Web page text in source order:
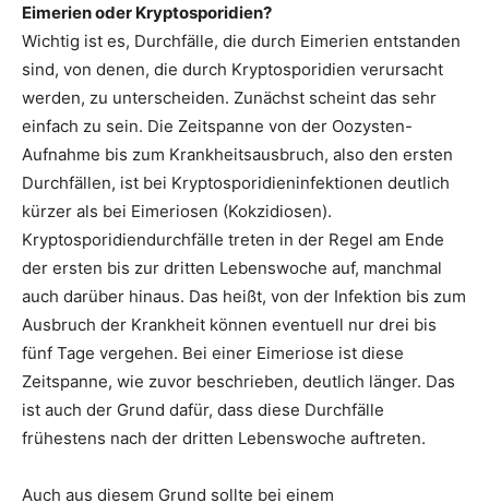
Eimerien oder Kryptosporidien?
Wichtig ist es, Durchfälle, die durch Eimerien entstanden
sind, von denen, die durch Kryptosporidien verursacht
werden, zu unterscheiden. Zunächst scheint das sehr
einfach zu sein. Die Zeitspanne von der Oozysten-
Aufnahme bis zum Krankheitsausbruch, also den ersten
Durchfällen, ist bei Kryptosporidieninfektionen deutlich
kürzer als bei Eimeriosen (Kokzidiosen).
Kryptosporidiendurchfälle treten in der Regel am Ende
der ersten bis zur dritten Lebenswoche auf, manchmal
auch darüber hinaus. Das heißt, von der Infektion bis zum
Ausbruch der Krankheit können eventuell nur drei bis
fünf Tage vergehen. Bei einer Eimeriose ist diese
Zeitspanne, wie zuvor beschrieben, deutlich länger. Das
ist auch der Grund dafür, dass diese Durchfälle
frühestens nach der dritten Lebenswoche auftreten.
Auch aus diesem Grund sollte bei einem